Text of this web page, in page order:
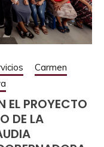
Carmen
EL PROYECTO
DE LA